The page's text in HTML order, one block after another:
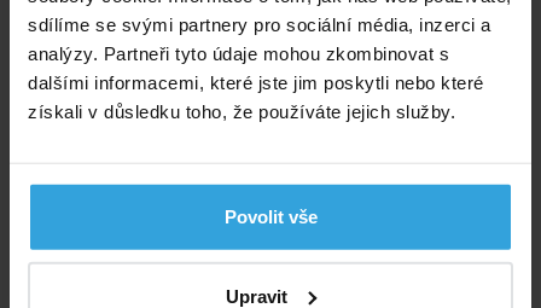
sdílíme se svými partnery pro sociální média, inzerci a
analýzy. Partneři tyto údaje mohou zkombinovat s
dalšími informacemi, které jste jim poskytli nebo které
získali v důsledku toho, že používáte jejich služby.
Povolit vše
Upravit
se o plachtu s výbornou odolností proti mechanickému
poškození a povětrnostním vlivům.
Plachta má silná oka po obvodu. Dodáváno včetně
Tloušťka plachty 140 g/m2.
kruh